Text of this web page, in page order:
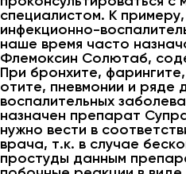
специалистом. К
инфекционно-
наше время часто
Флемоксин Солютаб,
При бронхите,
отите, пневмонии и ряде
воспалительных
назначен препарат
нужно вести в
врача, т.к. в случае
простуды данным